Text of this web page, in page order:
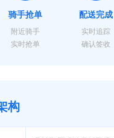
骑手抢单
附近骑手
实时抢单
配送完成
实时追踪
确认签收
构